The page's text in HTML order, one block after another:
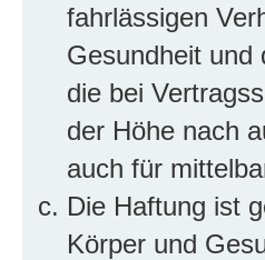
fahrlässigen
Gesundheit und
die bei
der Höhe nach
auch für
Die Haftung ist
Körper und